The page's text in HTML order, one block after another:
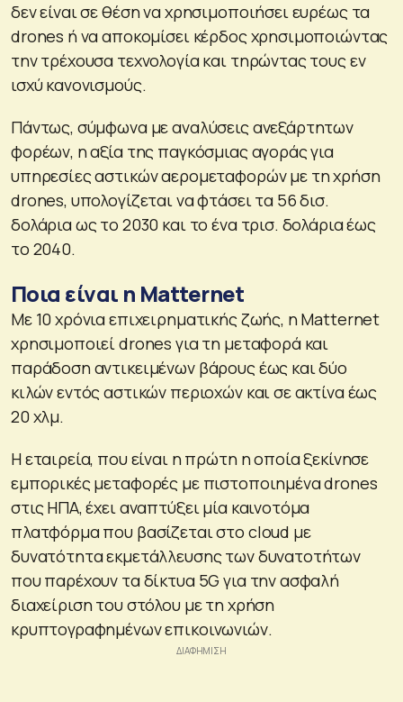
δεν είναι σε θέση να χρησιμοποιήσει ευρέως τα
drones ή να αποκομίσει κέρδος χρησιμοποιώντας
την τρέχουσα τεχνολογία και τηρώντας τους εν
ισχύ κανονισμούς.
Πάντως, σύμφωνα με αναλύσεις ανεξάρτητων
φορέων, η αξία της παγκόσμιας αγοράς για
υπηρεσίες αστικών αερομεταφορών με τη χρήση
drones, υπολογίζεται να φτάσει τα 56 δισ.
δολάρια ως το 2030 και το ένα τρισ. δολάρια έως
το 2040.
Ποια είναι η Matternet
Με 10 χρόνια επιχειρηματικής ζωής, η Matternet
χρησιμοποιεί drones για τη μεταφορά και
παράδοση αντικειμένων βάρους έως και δύο
κιλών εντός αστικών περιοχών και σε ακτίνα έως
20 χλμ.
Η εταιρεία, που είναι η πρώτη η οποία ξεκίνησε
εμπορικές μεταφορές με πιστοποιημένα drones
στις ΗΠΑ, έχει αναπτύξει μία καινοτόμα
πλατφόρμα που βασίζεται στο cloud με
δυνατότητα εκμετάλλευσης των δυνατοτήτων
που παρέχουν τα δίκτυα 5G για την ασφαλή
διαχείριση του στόλου με τη χρήση
κρυπτογραφημένων επικοινωνιών.